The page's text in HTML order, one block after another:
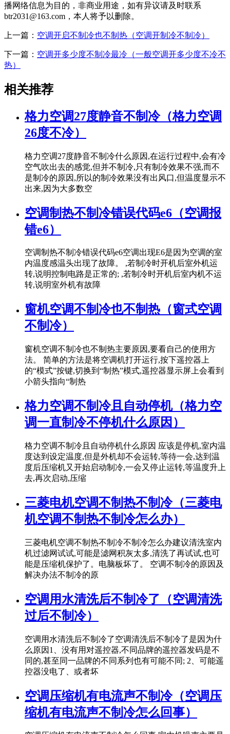
播网络信息为目的，非商业用途，如有异议请及时联系
btr2031@163.com，本人将予以删除。
上一篇： 空调开启不制冷也不制热（空调开制冷不制冷）
下一篇： 空调开多少度不制冷最冷（一般空调开多少度不冷不
热）
相关推荐
格力空调27度静音不制冷（格力空调
26度不冷）
格力空调27度静音不制冷什么原因,在运行过程中,会有冷
空气吹出去的感觉,但并不制冷,只有制冷效果不强,而不
是制冷的原因,所以的制冷效果没有出风口,但温度显示不
出来,因为大多数空
空调制热不制冷错误代码e6（空调报
错e6）
空调制热不制冷错误代码e6空调出现E6是因为空调的室
内温度感温头出现了故障。 ,若制冷时开机后室外机运
转,说明控制电路是正常的; ,若制冷时开机后室内机不运
转,说明室外机有故障
窗机空调不制冷也不制热（窗式空调
不制冷）
窗机空调不制冷也不制热主要原因,要看自己的使用方
法。 简单的方法是将空调机打开运行,按下遥控器上
的“模式”按键,切换到“制热”模式,遥控器显示屏上会看到
小箭头指向“制热
格力空调不制冷且自动停机（格力空
调一直制冷不停机什么原因）
格力空调不制冷且自动停机什么原因 应该是停机,室内温
度达到设定温度,但是外机却不会运转,等待一会,达到温
度后压缩机又开始启动制冷,一会又停止运转,等温度升上
去,再次启动,压缩
三菱电机空调不制热不制冷（三菱电
机空调不制热不制冷怎么办）
三菱电机空调不制热不制冷不制冷怎么办建议清洗室内
机过滤网试试,可能是滤网积灰太多,清洗了再试试,也可
能是压缩机保护了。电脑板坏了。 空调不制冷的原因及
解决办法不制冷的原
空调用水清洗后不制冷了（空调清洗
过后不制冷）
空调用水清洗后不制冷了空调清洗后不制冷了是因为什
么原因1、没有用对遥控器,不同品牌的遥控器发码是不
同的,甚至同一品牌的不同系列也有可能不同; 2、可能遥
控器没电了、或者坏
空调压缩机有电流声不制冷（空调压
缩机有电流声不制冷怎么回事）